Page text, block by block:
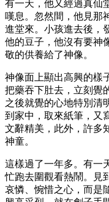
有一天，他又經過真仙
嘆息。忽然間，他見那
進堂來。小孩進去後，
他的豆子，他沒有要神
敬的供養給了神像。
神像面上顯出高興的樣
把藥吞下肚去，立刻覺
之後就覺的心地特別清
到家中，取來紙筆，又
文辭精美，此外，許多
神童。
這樣過了一年多。有一
忙跑去圍觀看熱鬧。見
哀憐、惋惜之心，而是